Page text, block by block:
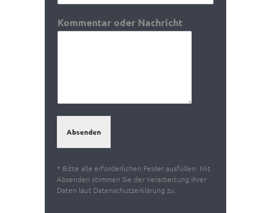
Kommentar oder Nachricht
Absenden
* Bitte alle erforderlichen Felder ausfüllen. Mit
Absenden stimmen Sie der Verarbeitung Ihrer
Daten laut Datenschutzerklärung zu.